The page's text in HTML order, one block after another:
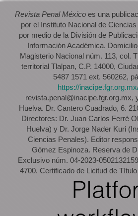
Revista Penal México es una
por el Instituto Nacional de
por medio de la División de
Información Académica.
Magisterio Nacional núm. 113, col.
territorial Tlalpan, C.P. 14000,
5487 1571 ext. 560262,
https://
revista.penal@inacipe.fgr.org.mx,
Huelva. Dr. Cantero Cuadrado, 6.
Directores: Dr. Juan Carlos Ferré
Huelva) y Dr. Jorge Nader Kuri
Ciencias Penales). Editor
Gómez Espinoza. Reserva de
Exclusivo núm. 04-2023-
4700. Certificado de Licitud de